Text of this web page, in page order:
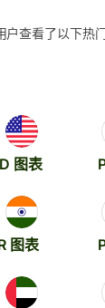
户查看了以下热
图表
图表